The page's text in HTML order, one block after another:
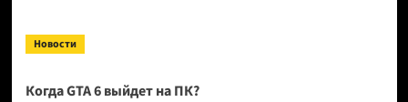
Новости
Когда GTA 6 выйдет на ПК?